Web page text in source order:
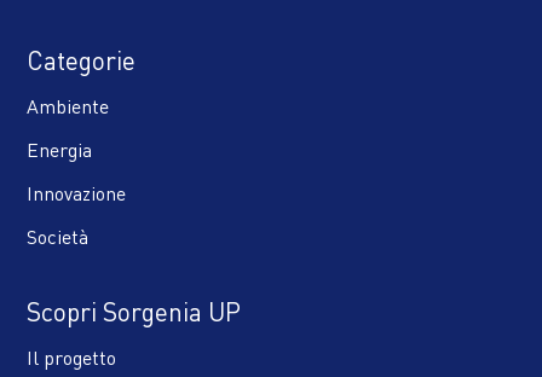
Categorie
Ambiente
Energia
Innovazione
Società
Scopri Sorgenia UP
Il progetto